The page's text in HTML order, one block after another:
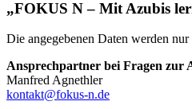
„FOKUS N – Mit Azubis
Die angegebenen Daten werden
Ansprechpartner bei Fragen zur
Manfred Agnethler
kontakt@fokus-n.de